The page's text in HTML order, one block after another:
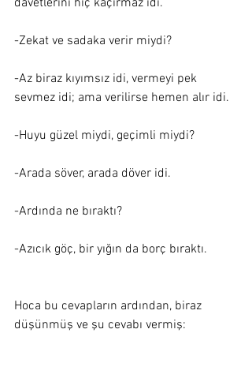
davetlerini hiç kaçırmaz idi.
-Zekat ve sadaka verir miydi?
-Az biraz kıyımsız idi, vermeyi pek
sevmez idi; ama verilirse hemen alır idi.
-Huyu güzel miydi, geçimli miydi?
-Arada söver, arada döver idi.
-Ardında ne bıraktı?
-Azıcık göç, bir yığın da borç bıraktı.
Hoca bu cevapların ardından, biraz
düşünmüş ve şu cevabı vermiş: